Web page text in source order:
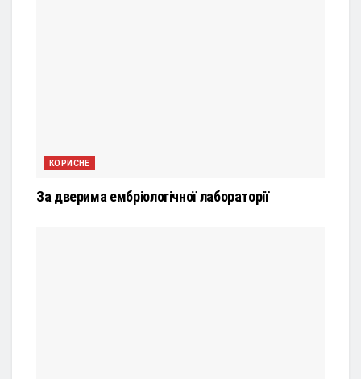
КОРИСНЕ
За дверима ембріологічної лабораторії